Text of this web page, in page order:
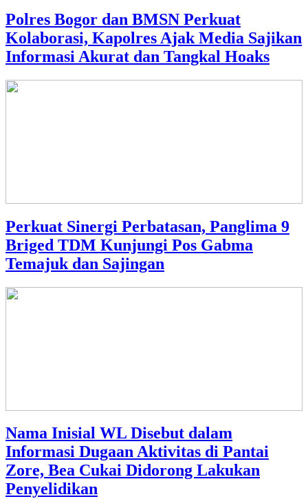
Polres Bogor dan BMSN Perkuat
Kolaborasi, Kapolres Ajak Media Sajikan
Informasi Akurat dan Tangkal Hoaks
Perkuat Sinergi Perbatasan, Panglima 9
Briged TDM Kunjungi Pos Gabma
Temajuk dan Sajingan
Nama Inisial WL Disebut dalam
Informasi Dugaan Aktivitas di Pantai
Zore, Bea Cukai Didorong Lakukan
Penyelidikan